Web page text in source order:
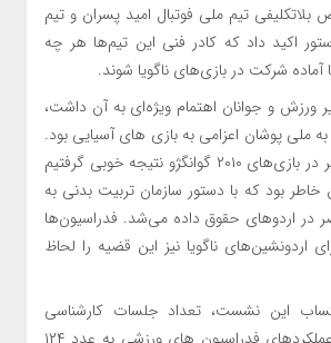
تیم ملی فوتبال امید پسران و تیم
اکید داد که کادر فنی این تیم‌ها هر چه
شرکت در بازی‌های ناگویا شوند.
ورزش و جوانان اهتمام ویژه‌ای به آن داشت،
پوشان اعزامی به بازی های آسیایی بود.
وی تصریح کرد: ما اگر در بازی‌های ۲۰۱۰ گوانگژو نتیجه خوبی گرفتیم
بود که با دستور سازمان تربیت بدنی به
در اردوهای حقوق داده می‌شد. فدراسیون‌ها
ناگویا نیز این قضیه را لحاظ
این نشست، تعداد جلسات کارشناسی